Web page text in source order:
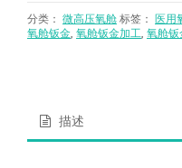
分类： 微高压氧舱 标签： 医用
氧舱钣金, 氧舱钣金加工, 氧舱钣
描述